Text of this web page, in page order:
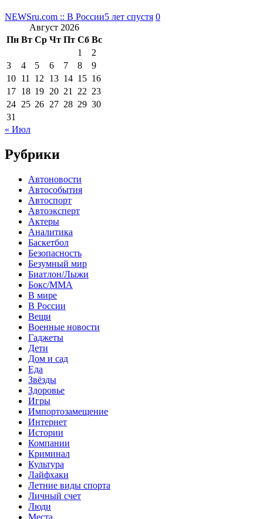
NEWSru.com :: В России5 лет спустя 0
Август 2026
Пн Вт Ср Чт Пт Сб Вс
1
2
3
4 5 6 7 8
9
10 11 12 13 14 15 16
17 18 19 20 21 22 23
24 25 26 27 28 29 30
31
« Июл
Рубрики
Автоновости
Автособытия
Автоспорт
Автоэксперт
Актеры
Аналитика
Баскетбол
Безопасность
Безумный мир
Биатлон/Лыжи
Бокс/MMA
В мире
В России
Вещи
Военные новости
Гаджеты
Дети
Дом и сад
Еда
Звёзды
Здоровье
Игры
Импортозамещение
Интернет
Истории
Компании
Криминал
Культура
Лайфхаки
Летние виды спорта
Личный счет
Люди
Места